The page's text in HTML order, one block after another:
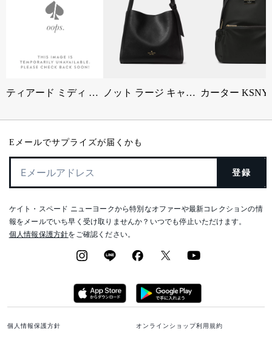
ティアード ミディ ドレス ノット ラージ キャリーオール
Eメールでサプライズが届くかも
登録
ケイト・スペード ニューヨークから特別なオファーや最新コレクションの情
報をメールでいち早く受け取りませんか？いつでも停止いただけます。
個人情報保護方針をご確認ください。
個人情報保護方針 オンラインショップ利用規約